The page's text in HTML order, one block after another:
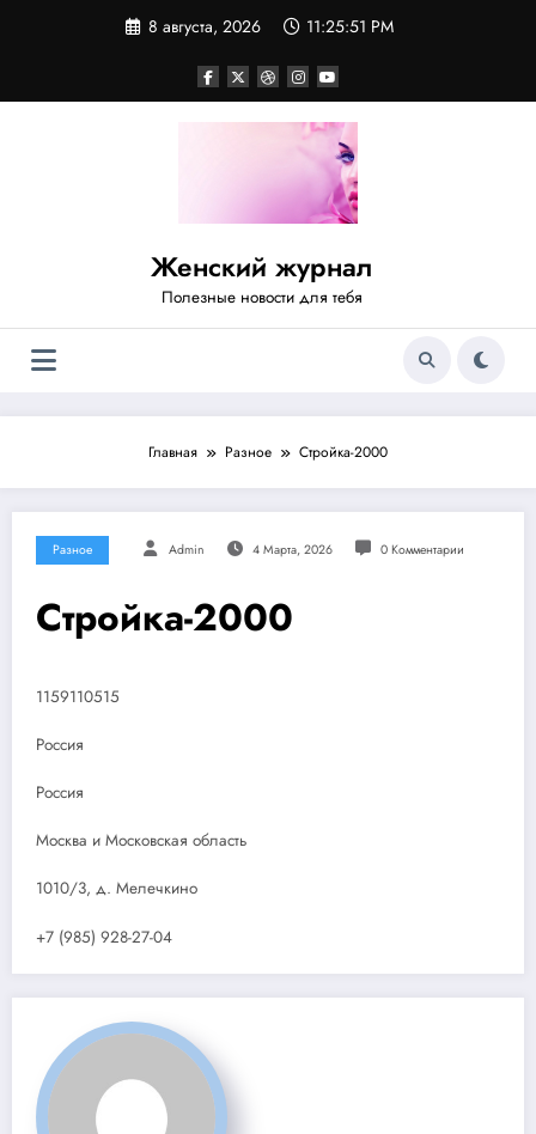
8 августа, 2026 11:25:51 PM
Женский журнал
Полезные новости для тебя
Главная Разное Стройка-2000
Разное Admin 4 Марта, 2026 0 Комментарии
Стройка-2000
1159110515
Россия
Россия
Москва и Московская область
1010/3, д. Мелечкино
+7 (985) 928-27-04